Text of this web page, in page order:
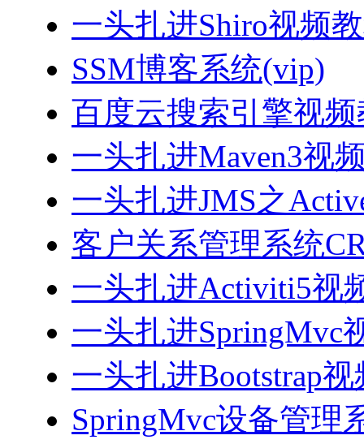
一头扎进Shiro视频
SSM博客系统(vip)
百度云搜索引擎视
一头扎进Maven3视
一头扎进JMS之
客户关系管理系统
一头扎进Activiti5视
一头扎进SpringMvc
一头扎进Bootstrap
SpringMvc设备管理